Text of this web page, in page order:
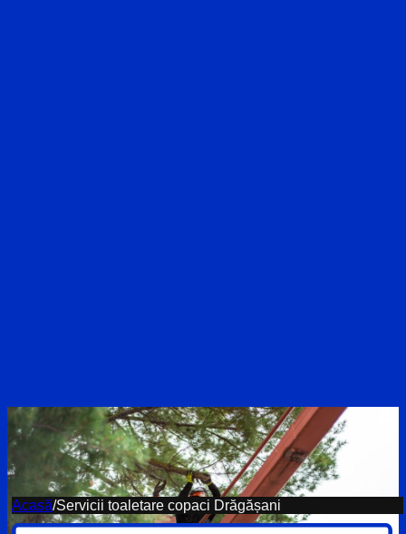
Acasă/Servicii toaletare copaci Drăgășani